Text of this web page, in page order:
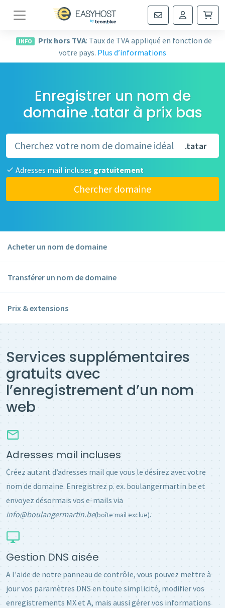
Navigation
INFO Prix hors TVA: Taux de TVA appliqué en fonction de
votre pays. Plus d’informations
Enregistrer un nom de
domaine .tatar à prix bas
.tatar
Adresses mail incluses gratuitement
Chercher domaine
Acheter un nom de domaine
Transférer un nom de domaine
Prix & extensions
Services supplémentaires
gratuits avec
l’enregistrement d’un nom
web
Adresses mail incluses
Créez autant d’adresses mail que vous le désirez avec votre
nom de domaine. Enregistrez p. ex. boulangermartin.be et
envoyez désormais vos e-mails via
info@boulangermartin.be(boîte mail exclue).
Gestion DNS aisée
A l'aide de notre panneau de contrôle, vous pouvez mettre à
jour vos paramètres DNS en toute simplicité, modifier vos
enregistrements MX et A, mais aussi gérer vos informations